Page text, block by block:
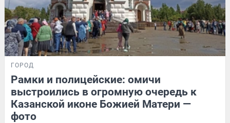
ГОРОД
Рамки и полицейские: омичи
выстроились в огромную очередь к
Казанской иконе Божией Матери —
фото